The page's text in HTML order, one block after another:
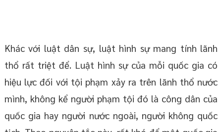
Khác với luật dân sự, luật hình sự mang tính lãnh
thổ rất triệt để. Luật hình sự của mỗi quốc gia có
hiệu lực đối với tội phạm xảy ra trên lãnh thổ nước
mình, không kể người phạm tội đó là công dân của
quốc gia hay người nước ngoài, người không quốc